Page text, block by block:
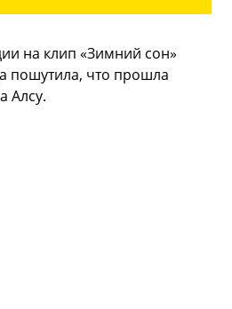
на клип «Зимний сон»
пошутила, что прошла
Алсу.